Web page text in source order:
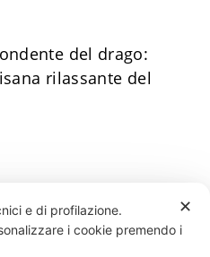
del drago:
rilassante del
✕
e di profilazione.
i cookie premendo i